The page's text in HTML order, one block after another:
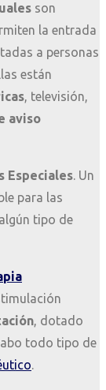
son
la entrada
a personas
están
, televisión,
aviso
Especiales. Un
para las
tipo de
, dotado
todo tipo de
.